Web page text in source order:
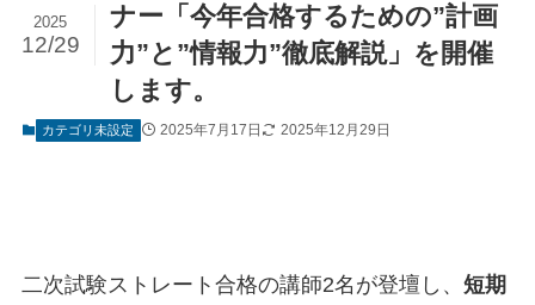
ナー「今年合格するための”計画
力”と”情報力”徹底解説」を開催
します。
2025
12/29
カテゴリ未設定 2025年7月17日 2025年12月29日
二次試験ストレート合格の講師2名が登壇し、 短期